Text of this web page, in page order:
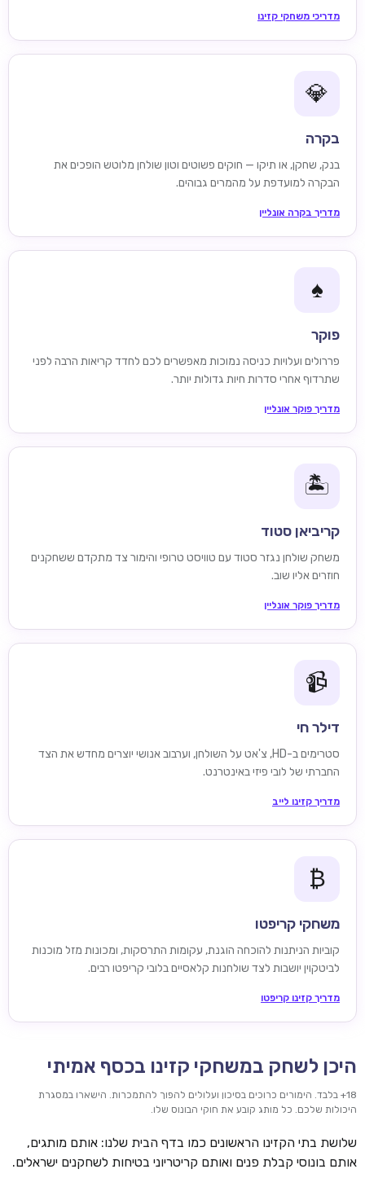
מדריכי משחקי קזינו
💎
בקרה
בנק, שחקן, או תיקו — חוקים פשוטים וטון שולחן מלוטש הופכים את
הבקרה למועדפת על מהמרים גבוהים.
מדריך בקרה אונליין
♠️
פוקר
פררולים ועלויות כניסה נמוכות מאפשרים לכם לחדד קריאות הרבה לפני
שתרדוף אחרי סדרות חיות גדולות יותר.
מדריך פוקר אונליין
🏝️
קריביאן סטוד
משחק שולחן נגזר סטוד עם טוויסט טרופי והימור צד מתקדם ששחקנים
חוזרים אליו שוב.
מדריך פוקר אונליין
📹
דילר חי
סטרימים ב-HD, צ'אט על השולחן, וערבוב אנושי יוצרים מחדש את הצד
החברתי של לובי פיזי באינטרנט.
מדריך קזינו לייב
₿
משחקי קריפטו
קוביות הניתנות להוכחה הוגנת, עקומות התרסקות, ומכונות מזל מוכנות
לביטקוין יושבות לצד שולחנות קלאסיים בלובי קריפטו רבים.
מדריך קזינו קריפטו
היכן לשחק במשחקי קזינו בכסף אמיתי
18+ בלבד. הימורים כרוכים בסיכון ועלולים להפוך להתמכרות. הישארו במסגרת
היכולות שלכם. כל מותג קובע את חוקי הבונוס שלו.
שלושת בתי הקזינו הראשונים כמו בדף הבית שלנו: אותם מותגים,
אותם בונוסי קבלת פנים ואותם קריטריוני בטיחות לשחקנים ישראלים.